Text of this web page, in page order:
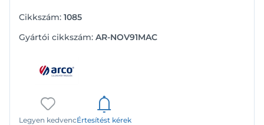
Cikkszám: 1085
Gyártói cikkszám: AR-NOV91MAC
Legyen kedvencÉrtesítést kérek